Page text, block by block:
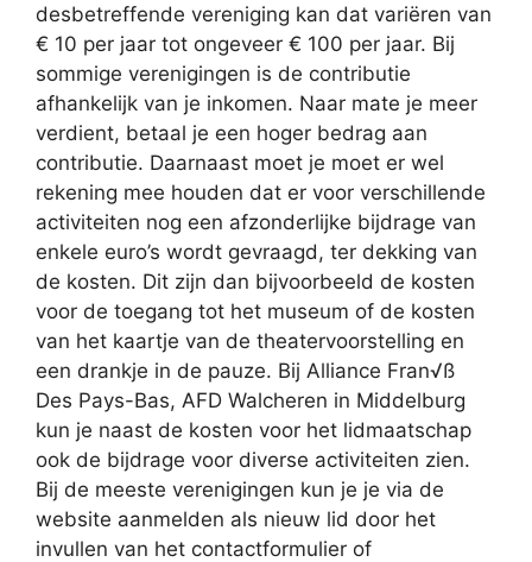
desbetreffende vereniging kan dat variëren van
€ 10 per jaar tot ongeveer € 100 per jaar. Bij
sommige verenigingen is de contributie
afhankelijk van je inkomen. Naar mate je meer
verdient, betaal je een hoger bedrag aan
contributie. Daarnaast moet je moet er wel
rekening mee houden dat er voor verschillende
activiteiten nog een afzonderlijke bijdrage van
enkele euro’s wordt gevraagd, ter dekking van
de kosten. Dit zijn dan bijvoorbeeld de kosten
voor de toegang tot het museum of de kosten
van het kaartje van de theatervoorstelling en
een drankje in de pauze. Bij Alliance Fran√ß
Des Pays-Bas, AFD Walcheren in Middelburg
kun je naast de kosten voor het lidmaatschap
ook de bijdrage voor diverse activiteiten zien.
Bij de meeste verenigingen kun je je via de
website aanmelden als nieuw lid door het
invullen van het contactformulier of